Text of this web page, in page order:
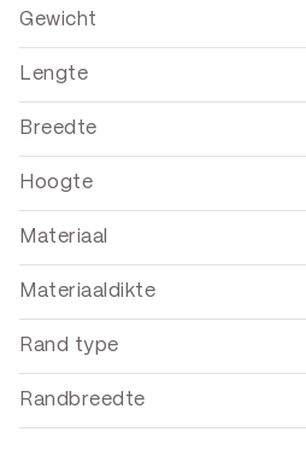
Gewicht
Lengte
Breedte
Hoogte
Materiaal
Materiaaldikte
Rand type
Randbreedte